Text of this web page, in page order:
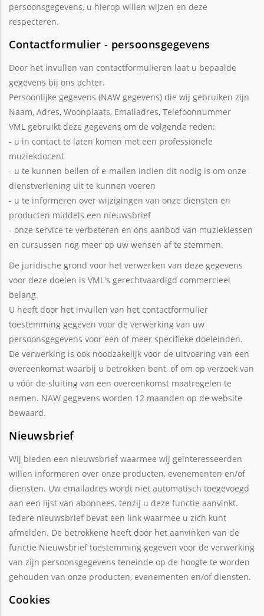
persoonsgegevens, u hierop willen wijzen en deze
respecteren.
Contactformulier - persoonsgegevens
Door het invullen van contactformulieren laat u bepaalde
gegevens bij ons achter.
Persoonlijke gegevens (NAW gegevens) die wij gebruiken zijn
Naam, Adres, Woonplaats, Emailadres, Telefoonnummer
VML gebruikt deze gegevens om de volgende reden:
- u in contact te laten komen met een professionele
muziekdocent
- u te kunnen bellen of e-mailen indien dit nodig is om onze
dienstverlening uit te kunnen voeren
- u te informeren over wijzigingen van onze diensten en
producten middels een nieuwsbrief
- onze service te verbeteren en ons aanbod van muzieklessen
en cursussen nog meer op uw wensen af te stemmen.
De juridische grond voor het verwerken van deze gegevens
voor deze doelen is VML's gerechtvaardigd commercieel
belang.
U heeft door het invullen van het contactformulier
toestemming gegeven voor de verwerking van uw
persoonsgegevens voor een of meer specifieke doeleinden.
De verwerking is ook noodzakelijk voor de uitvoering van een
overeenkomst waarbij u betrokken bent, of om op verzoek van
u vóór de sluiting van een overeenkomst maatregelen te
nemen. NAW gegevens worden 12 maanden op de website
bewaard.
Nieuwsbrief
Wij bieden een nieuwsbrief waarmee wij geïnteresseerden
willen informeren over onze producten, evenementen en/of
diensten. Uw emailadres wordt niet automatisch toegevoegd
aan een lijst van abonnees, tenzij u deze functie aanvinkt.
Iedere nieuwsbrief bevat een link waarmee u zich kunt
afmelden. De betrokkene heeft door het aanvinken van de
functie Nieuwsbrief toestemming gegeven voor de verwerking
van zijn persoonsgegevens teneinde op de hoogte te worden
gehouden van onze producten, evenementen en/of diensten.
Cookies